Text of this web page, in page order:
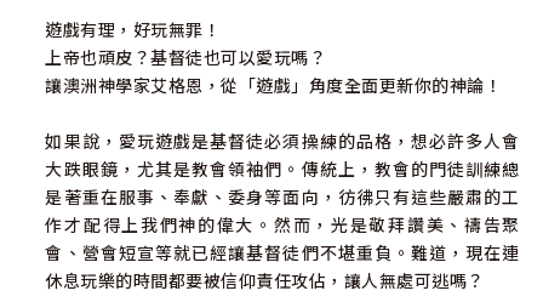
遊戲有理，好玩無罪！
上帝也頑皮？基督徒也可以愛玩嗎？
讓澳洲神學家艾格恩，從「遊戲」角度全面更新你的神論！
如果說，愛玩遊戲是基督徒必須操練的品格，想必許多人會
大跌眼鏡，尤其是教會領袖們。傳統上，教會的門徒訓練總
是著重在服事、奉獻、委身等面向，彷彿只有這些嚴肅的工
作才配得上我們神的偉大。然而，光是敬拜讚美、禱告聚
會、營會短宣等就已經讓基督徒們不堪重負。難道，現在連
休息玩樂的時間都要被信仰責任攻佔，讓人無處可逃嗎？